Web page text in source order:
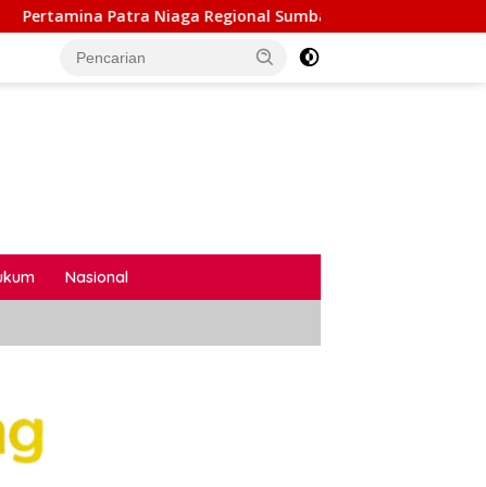
Sumbagsel Raih Gold TJSL & CSR Award BUMN Track
Nasional